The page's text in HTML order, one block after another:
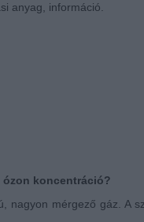
anyag, információ.
ózon koncentráció?
nagyon mérgező gáz. A